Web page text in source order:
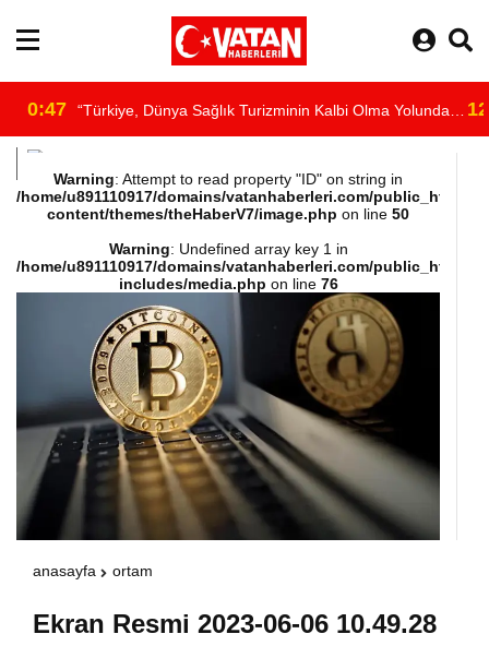
0:47 “Türkiye, Dünya Sağlık Turizminin Kalbi Olma Yolunda
content/themes/theHaberV7/dosyalar/moduller/header-
havadurumu.php
alt="hava"/>
Warning: Attempt to read property
Warning: Attempt to read property "ID" on string in
/home/u891110917/domains/vatanhaberleri.com/public_html/
content/themes/theHaberV7/image.php on line 50
Warning: Undefined array key 1 in
/home/u891110917/domains/vatanhaberleri.com/public_html/
includes/media.php on line 76
anasayfa ortam
Ekran Resmi 2023-06-06 10.49.28